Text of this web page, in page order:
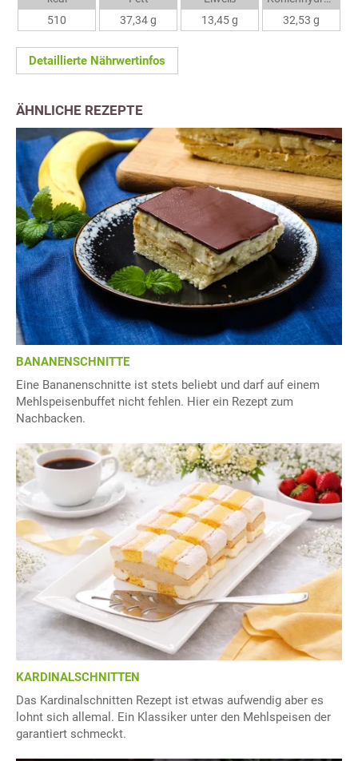
510
37,34 g
13,45 g
32,53 g
Detaillierte Nährwertinfos
ÄHNLICHE REZEPTE
BANANENSCHNITTE
Eine Bananenschnitte ist stets beliebt und darf auf einem
Mehlspeisenbuffet nicht fehlen. Hier ein Rezept zum
Nachbacken.
KARDINALSCHNITTEN
Das Kardinalschnitten Rezept ist etwas aufwendig aber es
lohnt sich allemal. Ein Klassiker unter den Mehlspeisen der
garantiert schmeckt.